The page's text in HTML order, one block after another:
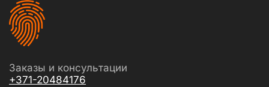
Заказы и консультации
+371-20484176